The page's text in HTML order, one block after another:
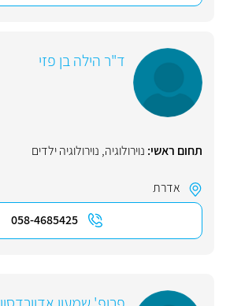
ד"ר הילה בן פזי
תחום ראשי: נוירולוגיה, נוירולוגיה ילדים
אדרת
058-4685425